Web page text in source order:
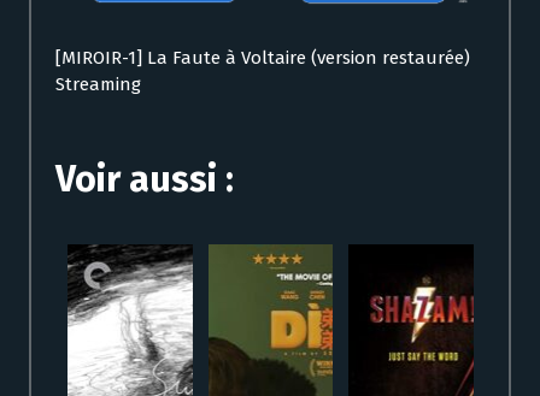
[MIROIR-1] La Faute à Voltaire (version restaurée)
Streaming
Voir aussi :